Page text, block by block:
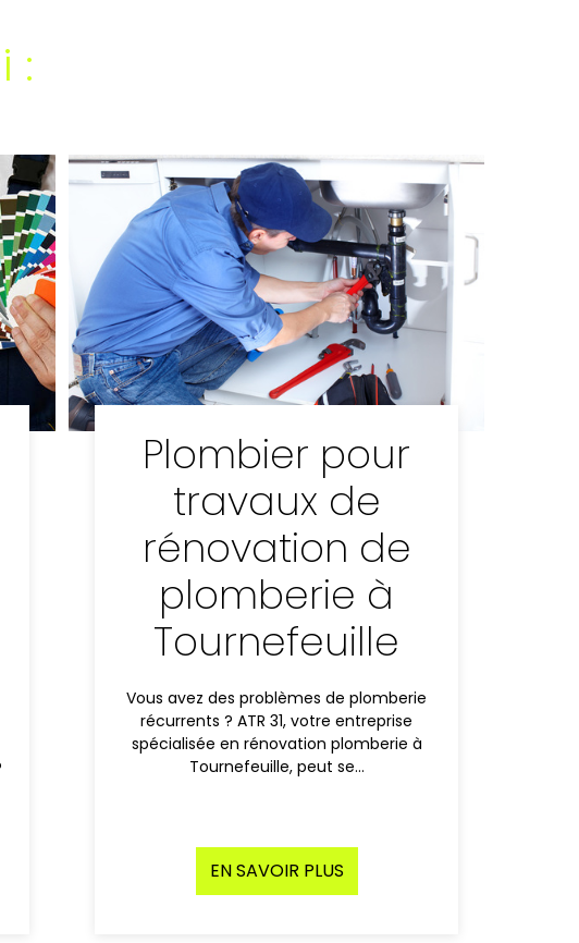
:
Plombier pour
travaux de
rénovation de
plomberie à
Tournefeuille
Vous avez des problèmes de plomberie
récurrents ? ATR 31, votre entreprise
spécialisée en rénovation plomberie à
Tournefeuille, peut se…
EN SAVOIR PLUS